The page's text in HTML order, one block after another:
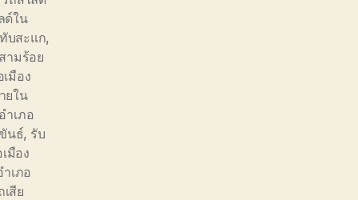
ด์ใน
บสะแก,
ามร้อย
มือง
ยใน
ำเภอ
นธ์, รับ
มือง
ำเภอ
สีย